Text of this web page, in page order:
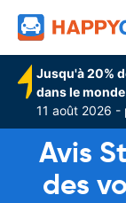
Jusqu'à 20%
dans le
11 août 2026 -
Avis
des